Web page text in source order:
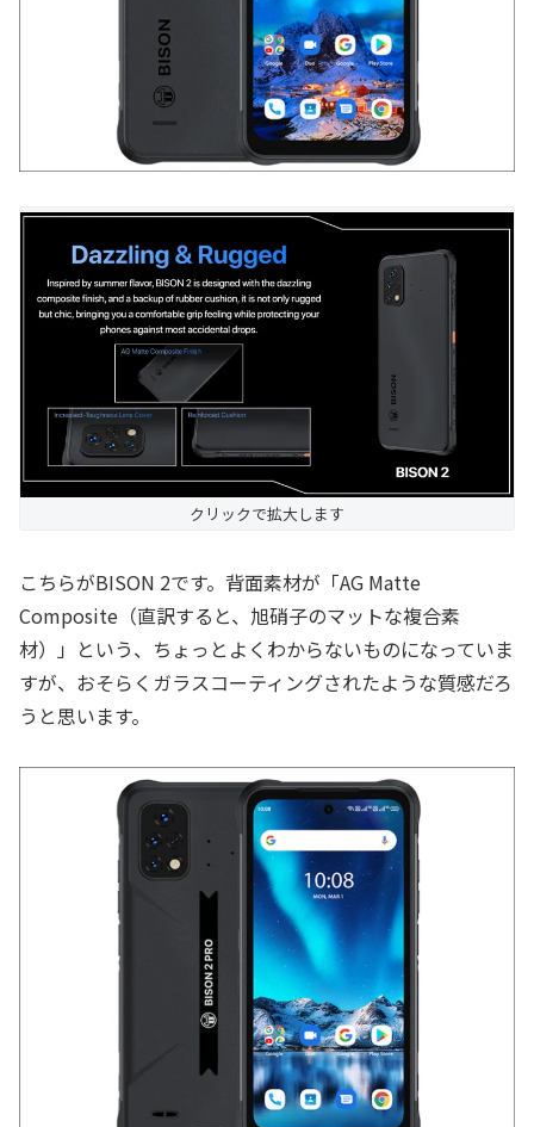
クリックで拡大します
こちらがBISON 2です。背面素材が「AG Matte
Composite（直訳すると、旭硝子のマットな複合素
材）」という、ちょっとよくわからないものになっていま
すが、おそらくガラスコーティングされたような質感だろ
うと思います。